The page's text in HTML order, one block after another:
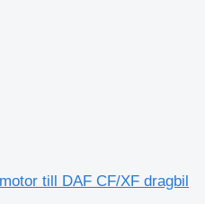
till DAF CF/XF dragbil